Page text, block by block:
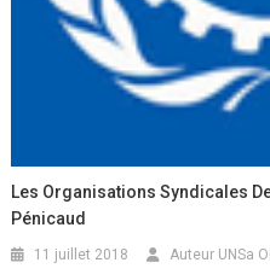
Les Organisations Syndicales
Pénicaud
11 juillet 2018 Auteur UNSa